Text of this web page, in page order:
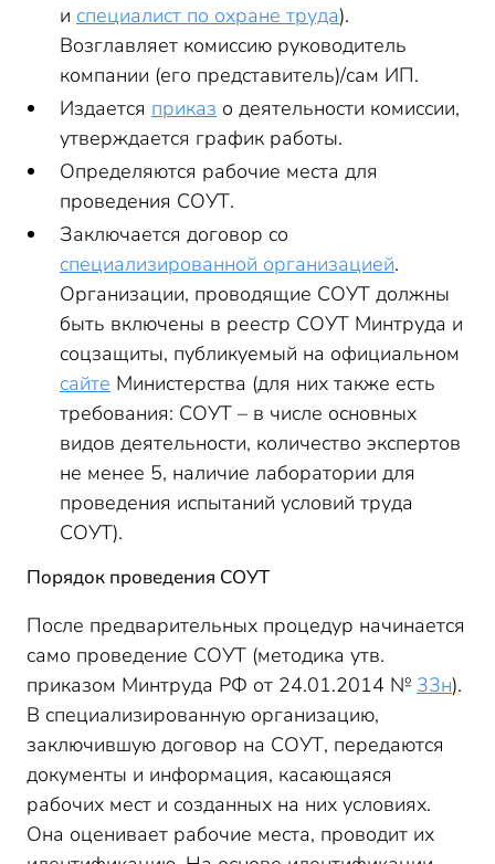
и специалист по охране труда).
Возглавляет комиссию руководитель
компании (его представитель)/сам ИП.
Издается приказ о деятельности комиссии,
утверждается график работы.
Определяются рабочие места для
проведения СОУТ.
Заключается договор со
специализированной организацией.
Организации, проводящие СОУТ должны
быть включены в реестр СОУТ Минтруда и
соцзащиты, публикуемый на официальном
сайте Министерства (для них также есть
требования: СОУТ – в числе основных
видов деятельности, количество экспертов
не менее 5, наличие лаборатории для
проведения испытаний условий труда
СОУТ).
Порядок проведения СОУТ
После предварительных процедур начинается
само проведение СОУТ (методика утв.
приказом Минтруда РФ от 24.01.2014 № 33н).
В специализированную организацию,
заключившую договор на СОУТ, передаются
документы и информация, касающаяся
рабочих мест и созданных на них условиях.
Она оценивает рабочие места, проводит их